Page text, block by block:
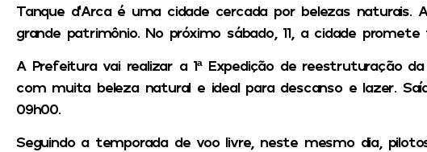
Tanque d’Arca é uma cidade cercada por belezas naturais.
grande patrimônio. No próximo sábado, 11, a cidade
A Prefeitura vai realizar a 1ª Expedição de reestruturação
com muita beleza natural e ideal para descanso e lazer.
09h00.
Seguindo a temporada de voo livre, neste mesmo dia,